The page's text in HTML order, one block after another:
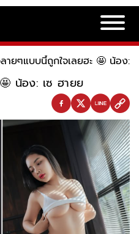
ายๆแบบนี้ถูกใจเลยฮะ 🤩 น้อง:
น้อง: เซ ฮายย